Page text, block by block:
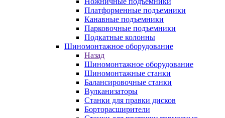
Платформенные подъемники
Канавные подъемники
Парковочные подъемники
Подкатные колонны
Шиномонтажное оборудование
Назад
Шиномонтажное оборудование
Шиномонтажные станки
Балансировочные станки
Вулканизаторы
Станки для правки дисков
Борторасширители